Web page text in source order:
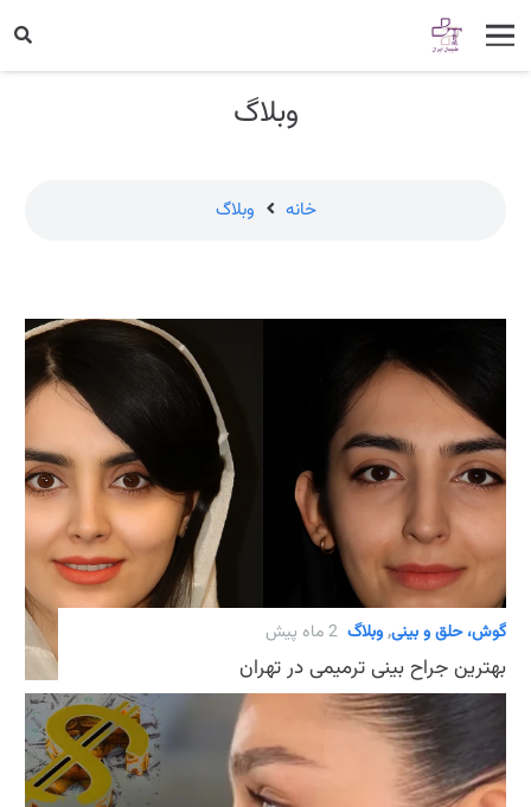
وبلاگ
خانه وبلاگ
گوش، حلق و بینی,وبلاگ 2 ماه پیش
بهترین جراح بینی ترمیمی در تهران